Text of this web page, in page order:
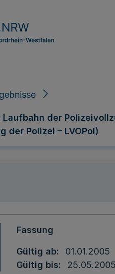
der
der Polizei – LVOPol)
Fassung
Gültig ab
01.01.2005
Gültig bis
25.05.2005